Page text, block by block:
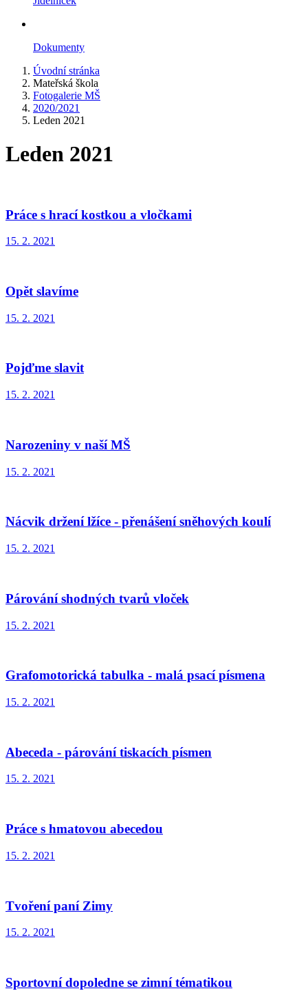
Dokumenty
Úvodní stránka
Mateřská škola
Fotogalerie MŠ
2020/2021
Leden 2021
Leden 2021
Práce s hrací kostkou a vločkami
15. 2. 2021
Opět slavíme
15. 2. 2021
Pojďme slavit
15. 2. 2021
Narozeniny v naší MŠ
15. 2. 2021
Nácvik držení lžíce - přenášení sněhových koulí
15. 2. 2021
Párování shodných tvarů vloček
15. 2. 2021
Grafomotorická tabulka - malá psací písmena
15. 2. 2021
Abeceda - párování tiskacích písmen
15. 2. 2021
Práce s hmatovou abecedou
15. 2. 2021
Tvoření paní Zimy
15. 2. 2021
Sportovní dopoledne se zimní tématikou